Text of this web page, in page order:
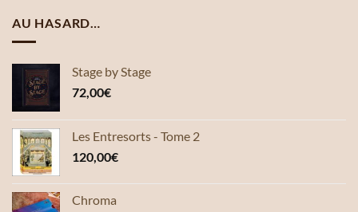
AU HASARD…
Stage by Stage
72,00€
Les Entresorts - Tome 2
120,00€
Chroma